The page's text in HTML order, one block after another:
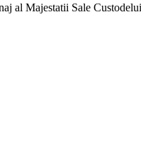
al Majestatii Sale